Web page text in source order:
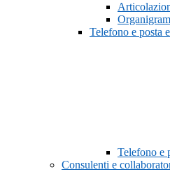
Telefono e posta
Telefono e
Consulenti e